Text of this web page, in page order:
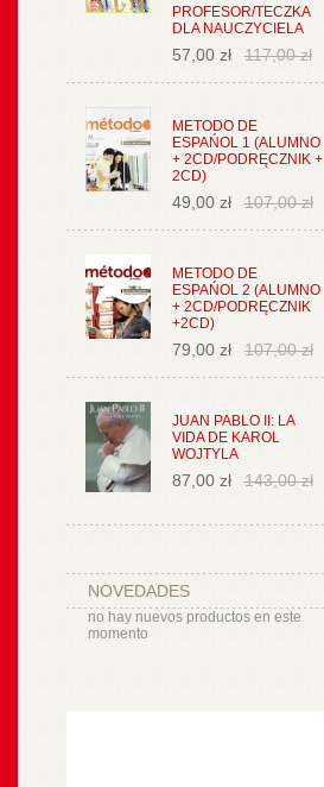
PROFESOR/TECZKA
DLA NAUCZYCIELA
57,00 zł 117,00 zł
METODO DE
ESPAŃOL 1 (ALUMNO
+ 2CD/PODRĘCZNIK +
2CD)
49,00 zł 107,00 zł
METODO DE
ESPAŃOL 2 (ALUMNO
+ 2CD/PODRĘCZNIK
+2CD)
79,00 zł 107,00 zł
JUAN PABLO II: LA
VIDA DE KAROL
WOJTYLA
87,00 zł 143,00 zł
NOVEDADES
no hay nuevos productos en este
momento